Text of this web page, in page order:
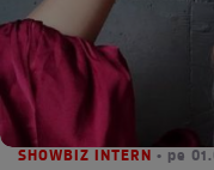
SHOWBIZ INTERN • pe